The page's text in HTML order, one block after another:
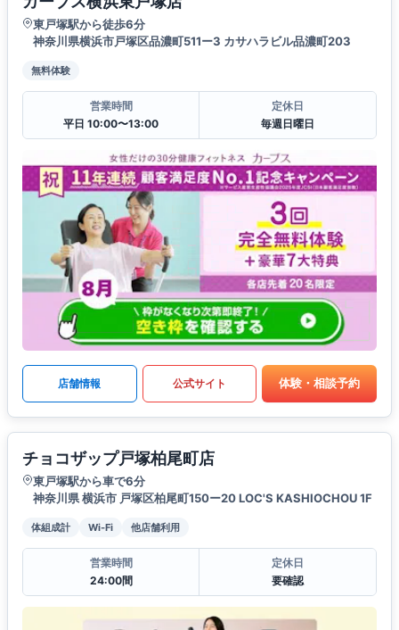
東戸塚駅から徒歩6分
神奈川県横浜市戸塚区品濃町511ー3 カサハラビル品濃町203
無料体験
営業時間
平日 10:00〜13:00
定休日
毎週日曜日
店舗情報 公式サイト 体験・相談予約
チョコザップ戸塚柏尾町店
東戸塚駅から車で6分
神奈川県 横浜市 戸塚区柏尾町150ー20 LOC'S KASHIOCHOU 1F
体組成計 Wi-Fi 他店舗利用
営業時間
24:00間
定休日
要確認